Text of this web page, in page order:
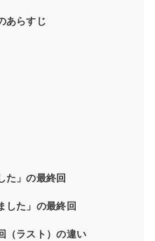
あらすじ
た」の最終回
した」の最終回
（ラスト）の違い